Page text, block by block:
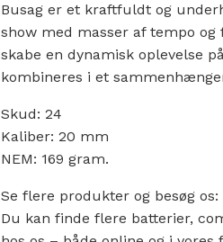
Busag er et kraftfuldt og
show med masser af tempo
skabe en dynamisk oplevelse
kombineres i et
Skud: 24
Kaliber: 20 mm
NEM: 169 gram.
Se flere produkter og besøg os:
Du kan finde flere batterier,